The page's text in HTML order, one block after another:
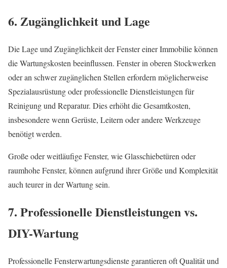
6. Zugänglichkeit und Lage
Die Lage und Zugänglichkeit der Fenster einer Immobilie können
die Wartungskosten beeinflussen. Fenster in oberen Stockwerken
oder an schwer zugänglichen Stellen erfordern möglicherweise
Spezialausrüstung oder professionelle Dienstleistungen für
Reinigung und Reparatur. Dies erhöht die Gesamtkosten,
insbesondere wenn Gerüste, Leitern oder andere Werkzeuge
benötigt werden.
Große oder weitläufige Fenster, wie Glasschiebetüren oder
raumhohe Fenster, können aufgrund ihrer Größe und Komplexität
auch teurer in der Wartung sein.
7. Professionelle Dienstleistungen vs.
DIY-Wartung
Professionelle Fensterwartungsdienste garantieren oft Qualität und